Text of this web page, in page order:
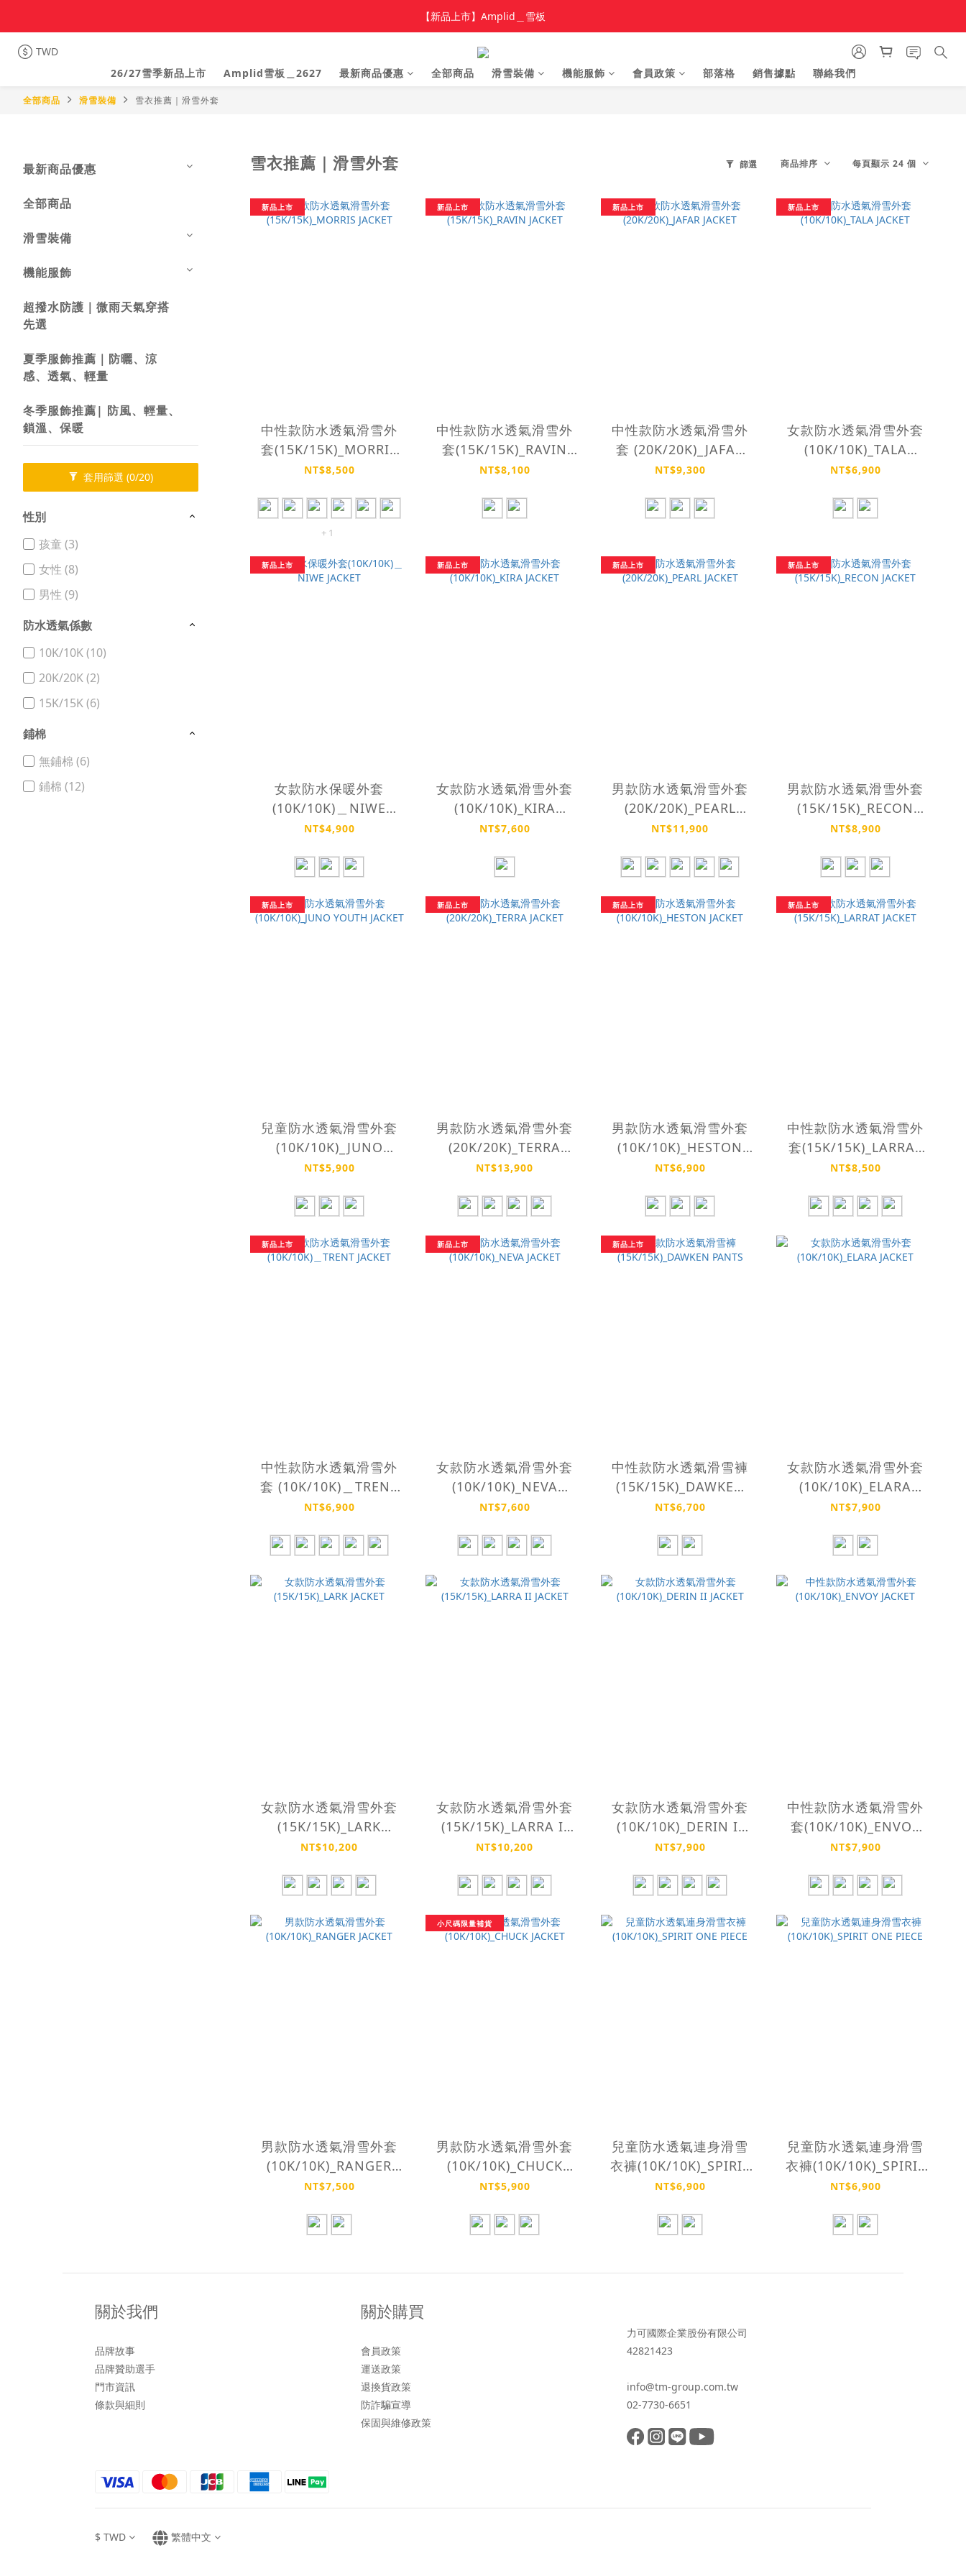
加入新會員 領$100 購物金，首單享免運🚛
【新品上市】Amplid＿雪板
【新品上市】雪季商品
加入新會員 領$100 購物金，首單享免運🚛
TWD
26/27雪季新品上市
Amplid雪板＿2627 最新商品優惠 全部商品 滑雪裝備 機能服飾 會員政策 部落格 銷售據點 聯絡我們
全部商品 滑雪裝備 雪衣推薦｜滑雪外套
最新商品優惠
全部商品
滑雪裝備
機能服飾
超撥水防護｜微雨天氣穿搭
先選
夏季服飾推薦｜防曬、涼
感、透氣、輕量
冬季服飾推薦| 防風、輕量、
鎖溫、保暖
套用篩選 (0/20)
性別
孩童 (3)
女性 (8)
男性 (9)
防水透氣係數
10K/10K (10)
20K/20K (2)
15K/15K (6)
鋪棉
無鋪棉 (6)
鋪棉 (12)
雪衣推薦｜滑雪外套 篩選 商品排序 每頁顯示 24 個
新品上市
中性款防水透氣滑雪外
套(15K/15K)_MORRIS
JACKET
NT$8,500
+ 1
新品上市
中性款防水透氣滑雪外
套(15K/15K)_RAVIN
JACKET
NT$8,100
新品上市
中性款防水透氣滑雪外
套 (20K/20K)_JAFAR
JACKET
NT$9,300
新品上市
女款防水透氣滑雪外套
(10K/10K)_TALA
JACKET
NT$6,900
新品上市
女款防水保暖外套
(10K/10K)＿NIWE
JACKET
NT$4,900
新品上市
女款防水透氣滑雪外套
(10K/10K)_KIRA
JACKET
NT$7,600
新品上市
男款防水透氣滑雪外套
(20K/20K)_PEARL
JACKET
NT$11,900
新品上市
男款防水透氣滑雪外套
(15K/15K)_RECON
JACKET
NT$8,900
新品上市
兒童防水透氣滑雪外套
(10K/10K)_JUNO
YOUTH JACKET
NT$5,900
新品上市
男款防水透氣滑雪外套
(20K/20K)_TERRA
JACKET
NT$13,900
新品上市
男款防水透氣滑雪外套
(10K/10K)_HESTON
JACKET
NT$6,900
新品上市
中性款防水透氣滑雪外
套(15K/15K)_LARRAT
JACKET
NT$8,500
新品上市
中性款防水透氣滑雪外
套 (10K/10K)＿TRENT
JACKET
NT$6,900
新品上市
女款防水透氣滑雪外套
(10K/10K)_NEVA
JACKET
NT$7,600
新品上市
中性款防水透氣滑雪褲
(15K/15K)_DAWKEN
PANTS
NT$6,700
女款防水透氣滑雪外套
(10K/10K)_ELARA
JACKET
NT$7,900
女款防水透氣滑雪外套
(15K/15K)_LARK
JACKET
NT$10,200
女款防水透氣滑雪外套
(15K/15K)_LARRA II
JACKET
NT$10,200
女款防水透氣滑雪外套
(10K/10K)_DERIN II
JACKET
NT$7,900
中性款防水透氣滑雪外
套(10K/10K)_ENVOY
JACKET
NT$7,900
男款防水透氣滑雪外套
(10K/10K)_RANGER
JACKET
NT$7,500
小尺碼限量補貨
男款防水透氣滑雪外套
(10K/10K)_CHUCK
JACKET
NT$5,900
兒童防水透氣連身滑雪
衣褲(10K/10K)_SPIRIT
ONE PIECE
NT$6,900
兒童防水透氣連身滑雪
衣褲(10K/10K)_SPIRIT
ONE PIECE
NT$6,900
關於我們
品牌故事
品牌贊助選手
門市資訊
條款與細則
關於購買
會員政策
運送政策
退換貨政策
防詐騙宣導
保固與維修政策
力可國際企業股份有限公司
42821423
info@tm-group.com.tw
02-7730-6651
$ TWD 繁體中文